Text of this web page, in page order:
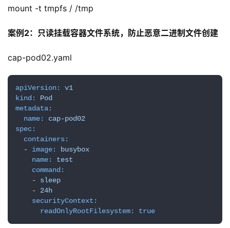
mount -t tmpfs / /tmp
案例2：只读挂载容器文件系统，防止恶意二进制文件创建
cap-pod02.yaml
apiVersion:
v1
kind:
Pod
metadata:
name:
cap-pod02
spec:
containers:
-
image:
busybox
name:
test
command:
-
sleep
-
24h
securityContext:
readOnlyRootFilesystem:
true